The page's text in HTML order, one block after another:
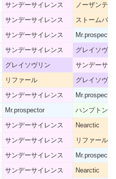
サンデーサイレンス ノーザンテ
サンデーサイレンス
ストームバー
サンデーサイレンス
Mr.prospector
サンデーサイレンス グレイソヴリ
グレイソヴリン
サンデーサイ
リファール
グレイソヴリ
サンデーサイレンス Mr.prospector
Mr.prospector
ハンプトン
サンデーサイレンス
Nearctic
サンデーサイレンス リファール
サンデーサイレンス
Mr.prospector
サンデーサイレンス
Nearctic